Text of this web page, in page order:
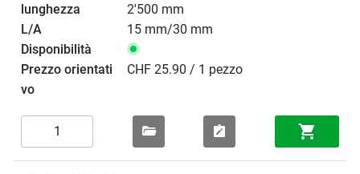
2'500 mm
15 mm/30 mm
CHF 25.90 / 1 pezzo